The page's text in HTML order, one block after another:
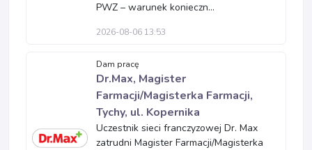
PWZ – warunek konieczn...
2026-08-06 13:53
Dam pracę
Dr.Max, Magister
Farmacji/Magisterka Farmacji,
Tychy, ul. Kopernika
Uczestnik sieci franczyzowej Dr. Max
zatrudni Magister Farmacji/Magisterka